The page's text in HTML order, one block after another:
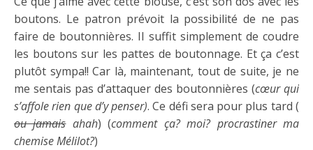
boutons. Le patron prévoit la possibilité de ne pas
faire de boutonnières. Il suffit simplement de coudre
les boutons sur les pattes de boutonnage. Et ça c’est
plutôt sympa!! Car là, maintenant, tout de suite, je ne
me sentais pas d’attaquer des boutonnières (cœur qui
s’affole rien que d’y penser). Ce défi sera pour plus tard (
ou jamais ahah) (comment ça? moi? procrastiner ma
chemise Mélilot?)